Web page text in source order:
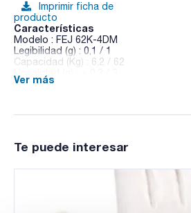
Imprimir ficha de
producto
Características
Modelo : FEJ 62K-4DM
Legibilidad (g) : 0,1 / 1
Capacidad (Kg) : 6,2 / 62
Carga mínima (g) : 5
Valor de verificación (g) : 1
diseñadas para alta carga con
por contraseña, opcionalmente con
- Sólo KERN® FEJ: Ajuste
Ver más
Te puede interesar